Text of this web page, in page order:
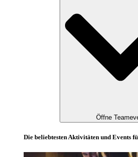
Öffne
Die beliebtesten Aktivitäten und Events